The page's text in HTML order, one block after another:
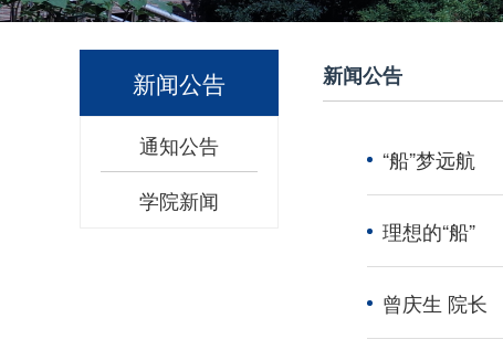
新闻公告
通知公告
学院新闻
新闻公告
“船”梦远航
理想的“船”
曾庆生 院长